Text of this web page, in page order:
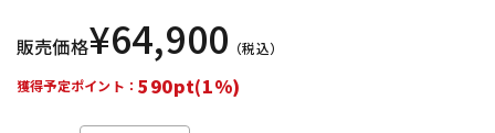
販売価格¥64,900 （税込）
獲得予定ポイント： 590pt(1%)